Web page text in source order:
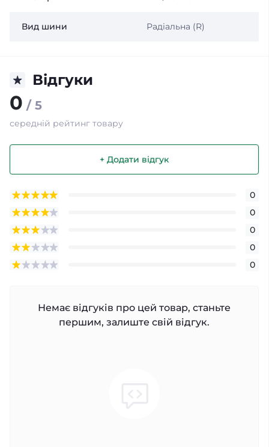
Вид шини Радіальна (R)
Відгуки
0 / 5
середній рейтинг товару
+ Додати відгук
0
0
0
0
0
Немає відгуків про цей товар, станьте
першим, залиште свій відгук.